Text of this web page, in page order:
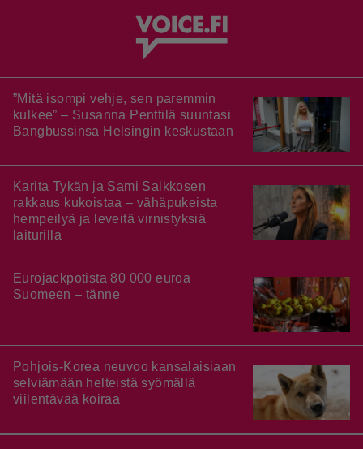
”Mitä isompi vehje, sen paremmin
kulkee” – Susanna Penttilä suuntasi
Bangbussinsa Helsingin keskustaan
Karita Tykän ja Sami Saikkosen
rakkaus kukoistaa – vähäpukeista
hempeilyä ja leveitä virnistyksiä
laiturilla
Eurojackpotista 80 000 euroa
Suomeen – tänne
Pohjois-Korea neuvoo kansalaisiaan
selviämään helteistä syömällä
viilentävää koiraa